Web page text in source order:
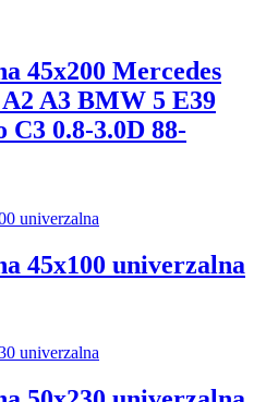
45x200 Mercedes
A3 BMW 5 E39
0.8-3.0D 88-
45x100 univerzalna